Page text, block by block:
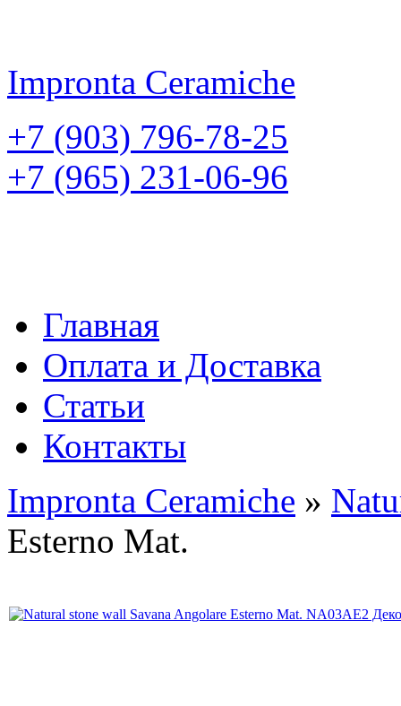
Impronta Ceramiche
+7 (903) 796-78-25
+7 (965) 231-06-96
Главная
Оплата и Доставка
Статьи
Контакты
Impronta Ceramiche »
Esterno Mat.